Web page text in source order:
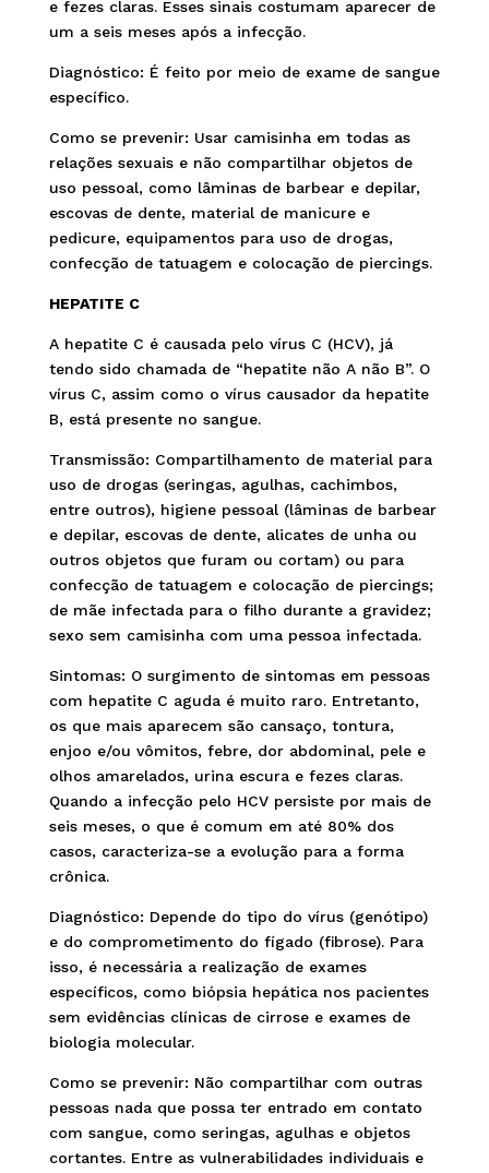
e fezes claras. Esses sinais costumam aparecer de
um a seis meses após a infecção.
Diagnóstico: É feito por meio de exame de sangue
específico.
Como se prevenir: Usar camisinha em todas as
relações sexuais e não compartilhar objetos de
uso pessoal, como lâminas de barbear e depilar,
escovas de dente, material de manicure e
pedicure, equipamentos para uso de drogas,
confecção de tatuagem e colocação de piercings.
HEPATITE C
A hepatite C é causada pelo vírus C (HCV), já
tendo sido chamada de “hepatite não A não B”. O
vírus C, assim como o vírus causador da hepatite
B, está presente no sangue.
Transmissão: Compartilhamento de material para
uso de drogas (seringas, agulhas, cachimbos,
entre outros), higiene pessoal (lâminas de barbear
e depilar, escovas de dente, alicates de unha ou
outros objetos que furam ou cortam) ou para
confecção de tatuagem e colocação de piercings;
de mãe infectada para o filho durante a gravidez;
sexo sem camisinha com uma pessoa infectada.
Sintomas: O surgimento de sintomas em pessoas
com hepatite C aguda é muito raro. Entretanto,
os que mais aparecem são cansaço, tontura,
enjoo e/ou vômitos, febre, dor abdominal, pele e
olhos amarelados, urina escura e fezes claras.
Quando a infecção pelo HCV persiste por mais de
seis meses, o que é comum em até 80% dos
casos, caracteriza-se a evolução para a forma
crônica.
Diagnóstico: Depende do tipo do vírus (genótipo)
e do comprometimento do fígado (fibrose). Para
isso, é necessária a realização de exames
específicos, como biópsia hepática nos pacientes
sem evidências clínicas de cirrose e exames de
biologia molecular.
Como se prevenir: Não compartilhar com outras
pessoas nada que possa ter entrado em contato
com sangue, como seringas, agulhas e objetos
cortantes. Entre as vulnerabilidades individuais e